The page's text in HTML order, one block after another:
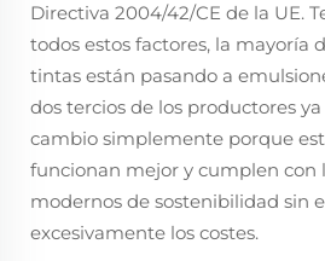
Directiva 2004/42/CE de la UE.
todos estos factores, la mayoría
tintas están pasando a
dos tercios de los productores
cambio simplemente porque
funcionan mejor y cumplen con
modernos de sostenibilidad sin
excesivamente los costes.